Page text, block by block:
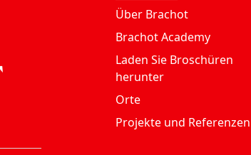
Über Brachot
Brachot Academy
Laden Sie Broschüren
herunter
Orte
Projekte und Referenzen